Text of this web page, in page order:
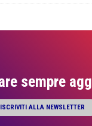
sempre
ISCRIVITI ALLA NEWSLETTER